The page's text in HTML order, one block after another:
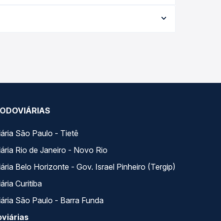
garante a melhor oferta para o seu roteiro.
São Paulo - Tietê
Rio de Janeiro - Novo Rio
Belo Horizonte - Gov. Israel Pinheiro (Tergip)
Curitiba
São Paulo - Barra Funda